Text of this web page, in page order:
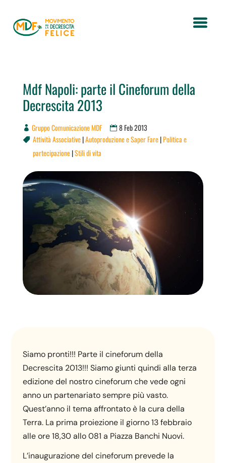
Mdf Napoli: parte il Cineforum della
Decrescita 2013
Gruppo Comunicazione MDF 8 Feb 2013
 Attività Associative|Autoproduzione e Saper Fare|Politica e
partecipazione|Stili di vita
Siamo pronti!!! Parte il cineforum della
Decrescita 2013!!! Siamo giunti quindi alla terza
edizione del nostro cineforum che vede ogni
anno un partenariato sempre più vasto.
Quest’anno il tema affrontato è la cura della
Terra. La prima proiezione il giorno 13 febbraio
alle ore 18,30 allo 081 a Piazza Banchi Nuovi.
L’inaugurazione del cineforum prevede la